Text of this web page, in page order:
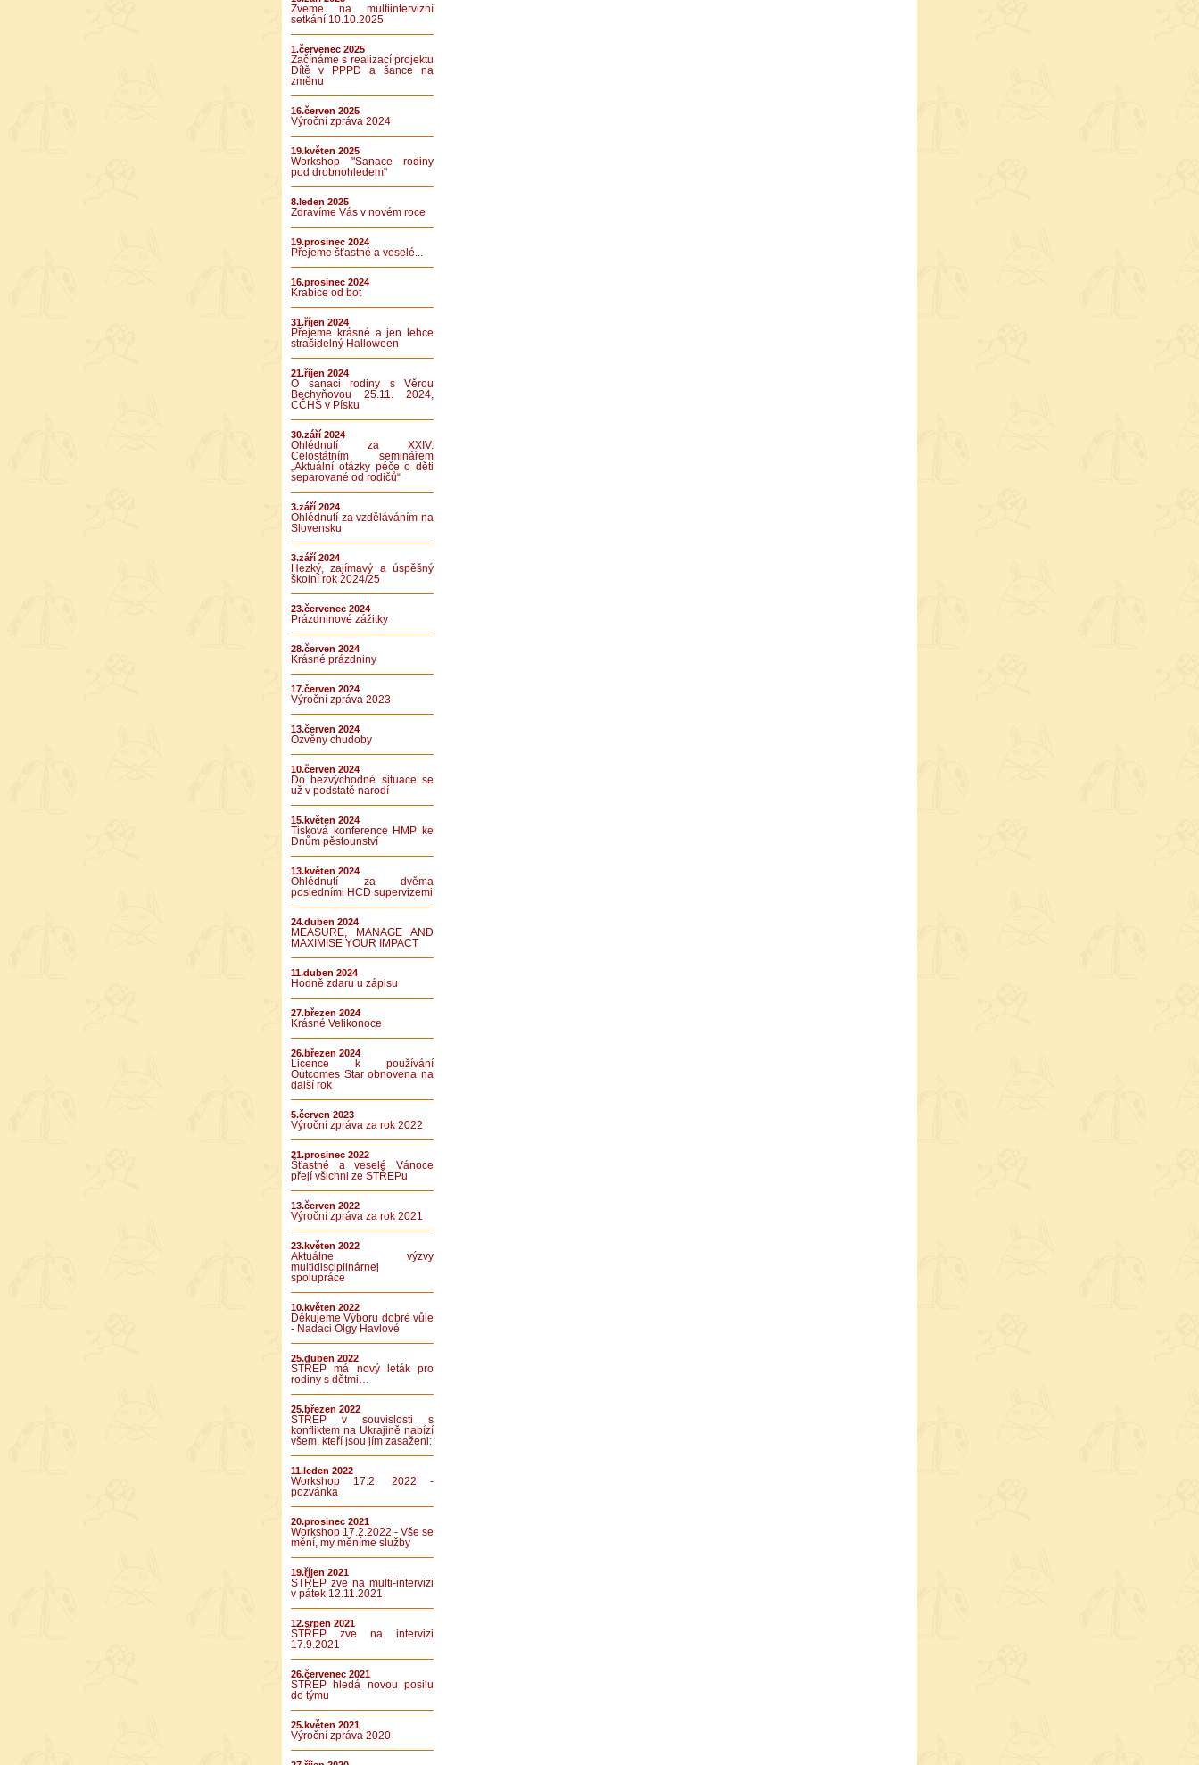
Zveme na multiintervizní
setkání 10.10.2025
1.červenec 2025
Začínáme s realizací projektu
Dítě v PPPD a šance na
změnu
16.červen 2025
Výroční zpráva 2024
19.květen 2025
Workshop "Sanace rodiny
pod drobnohledem"
8.leden 2025
Zdravíme Vás v novém roce
19.prosinec 2024
Přejeme šťastné a veselé...
16.prosinec 2024
Krabice od bot
31.říjen 2024
Přejeme krásné a jen lehce
strašidelný Halloween
21.říjen 2024
O sanaci rodiny s Věrou
Bechyňovou 25.11. 2024,
CČHS v Písku
30.září 2024
Ohlédnutí za XXIV.
Celostátním seminářem
„Aktuální otázky péče o děti
separované od rodičů“
3.září 2024
Ohlédnutí za vzděláváním na
Slovensku
3.září 2024
Hezký, zajímavý a úspěšný
školní rok 2024/25
23.červenec 2024
Prázdninové zážitky
28.červen 2024
Krásné prázdniny
17.červen 2024
Výroční zpráva 2023
13.červen 2024
Ozvěny chudoby
10.červen 2024
Do bezvýchodné situace se
už v podstatě narodí
15.květen 2024
Tisková konference HMP ke
Dnům pěstounství
13.květen 2024
Ohlédnutí za dvěma
posledními HCD supervizemi
24.duben 2024
MEASURE, MANAGE AND
MAXIMISE YOUR IMPACT
11.duben 2024
Hodně zdaru u zápisu
27.březen 2024
Krásné Velikonoce
26.březen 2024
Licence k používání
Outcomes Star obnovena na
další rok
5.červen 2023
Výroční zpráva za rok 2022
21.prosinec 2022
Šťastné a veselé Vánoce
přejí všichni ze STŘEPu
13.červen 2022
Výroční zpráva za rok 2021
23.květen 2022
Aktuálne výzvy
multidisciplinárnej
spolupráce
10.květen 2022
Děkujeme Výboru dobré vůle
- Nadaci Olgy Havlové
25.duben 2022
STŘEP má nový leták pro
rodiny s dětmi…
25.březen 2022
STŘEP v souvislosti s
konfliktem na Ukrajině nabízí
všem, kteří jsou jím zasaženi:
11.leden 2022
Workshop 17.2. 2022 -
pozvánka
20.prosinec 2021
Workshop 17.2.2022 - Vše se
mění, my měníme služby
19.říjen 2021
STŘEP zve na multi-intervizi
v pátek 12.11.2021
12.srpen 2021
STŘEP zve na intervizi
17.9.2021
26.červenec 2021
STŘEP hledá novou posilu
do týmu
25.květen 2021
Výroční zpráva 2020